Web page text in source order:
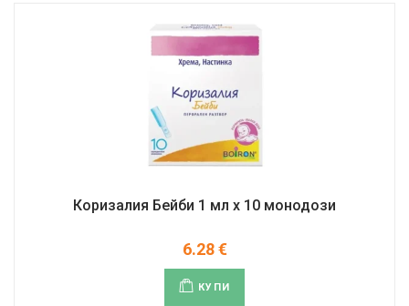
Коризалия Бейби 1 мл х 10 монодози
6.28€
КУПИ